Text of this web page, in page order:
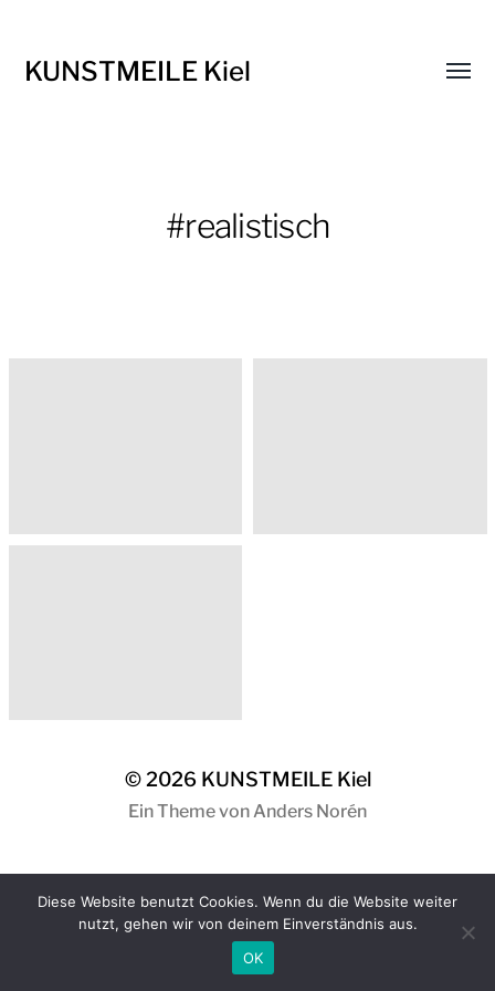
KUNSTMEILE Kiel
Menü
#realistisch
© 2026 KUNSTMEILE Kiel
Ein Theme vonAnders Norén
Diese Website benutzt Cookies. Wenn du die Website weiter
nutzt, gehen wir von deinem Einverständnis aus.
OK